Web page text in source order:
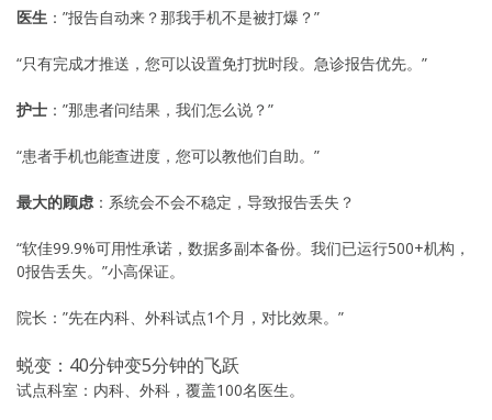
医生 ：”报告自动来？那我手机不是被打爆？”
“只有完成才推送，您可以设置免打扰时段。急诊报告优先。”
护士 ：”那患者问结果，我们怎么说？”
“患者手机也能查进度，您可以教他们自助。”
最大的顾虑：系统会不会不稳定，导致报告丢失？
“软佳99.9%可用性承诺，数据多副本备份。我们已运行500+机构，
0报告丢失。”小高保证。
院长：”先在内科、外科试点1个月，对比效果。”
蜕变：40分钟变5分钟的飞跃
试点科室：内科、外科，覆盖100名医生。